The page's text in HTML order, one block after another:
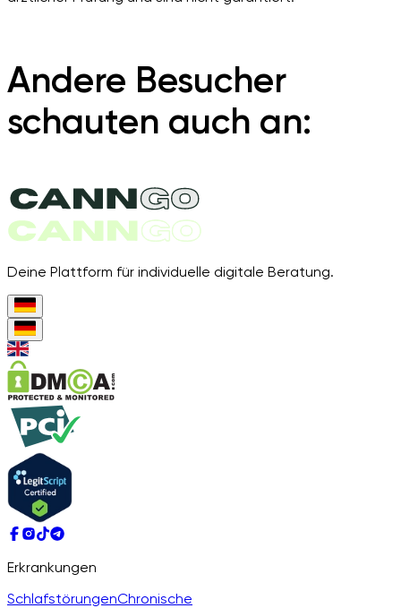
Andere Besucher
schauten auch an:
Deine Plattform für individuelle digitale Beratung.
Erkrankungen
SchlafstörungenChronische